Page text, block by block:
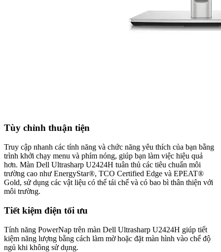
Tùy chỉnh thuận tiện
Truy cập nhanh các tính năng và chức năng yêu thích của bạn bằng
trình khởi chạy menu và phím nóng, giúp bạn làm việc hiệu quả
hơn. Màn Dell Ultrasharp U2424H tuân thủ các tiêu chuẩn môi
trường cao như EnergyStar®, TCO Certified Edge và EPEAT®
Gold, sử dụng các vật liệu có thể tái chế và có bao bì thân thiện với
môi trường.
Tiết kiệm điện tối ưu
Tính năng PowerNap trên màn Dell Ultrasharp U2424H giúp tiết
kiệm năng lượng bằng cách làm mờ hoặc đặt màn hình vào chế độ
ngủ khi không sử dụng.